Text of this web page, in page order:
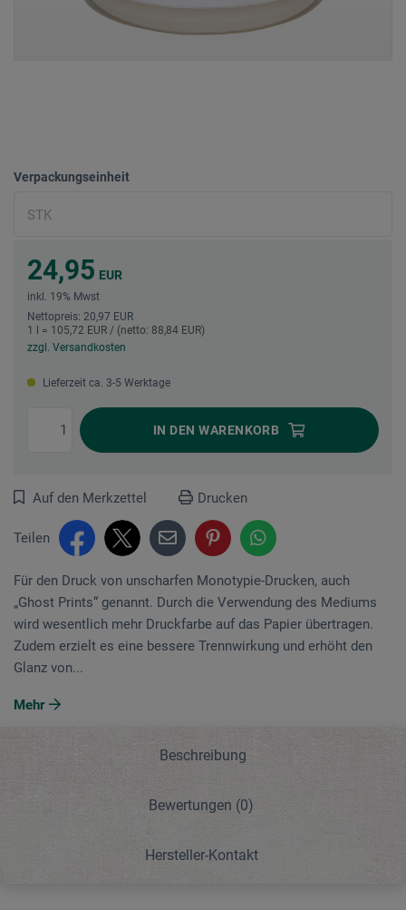
Verpackungseinheit
24,95 EUR
inkl. 19% Mwst
Nettopreis: 20,97 EUR
1 l = 105,72 EUR / (netto: 88,84 EUR)
zzgl. Versandkosten
Lieferzeit ca. 3-5 Werktage
IN DEN WARENKORB
Auf den Merkzettel Drucken
Teilen
Für den Druck von unscharfen Monotypie-Drucken, auch
„Ghost Prints“ genannt. Durch die Verwendung des Mediums
wird wesentlich mehr Druckfarbe auf das Papier übertragen.
Zudem erzielt es eine bessere Trennwirkung und erhöht den
Glanz von...
Mehr
Beschreibung
Bewertungen (0)
Hersteller-Kontakt